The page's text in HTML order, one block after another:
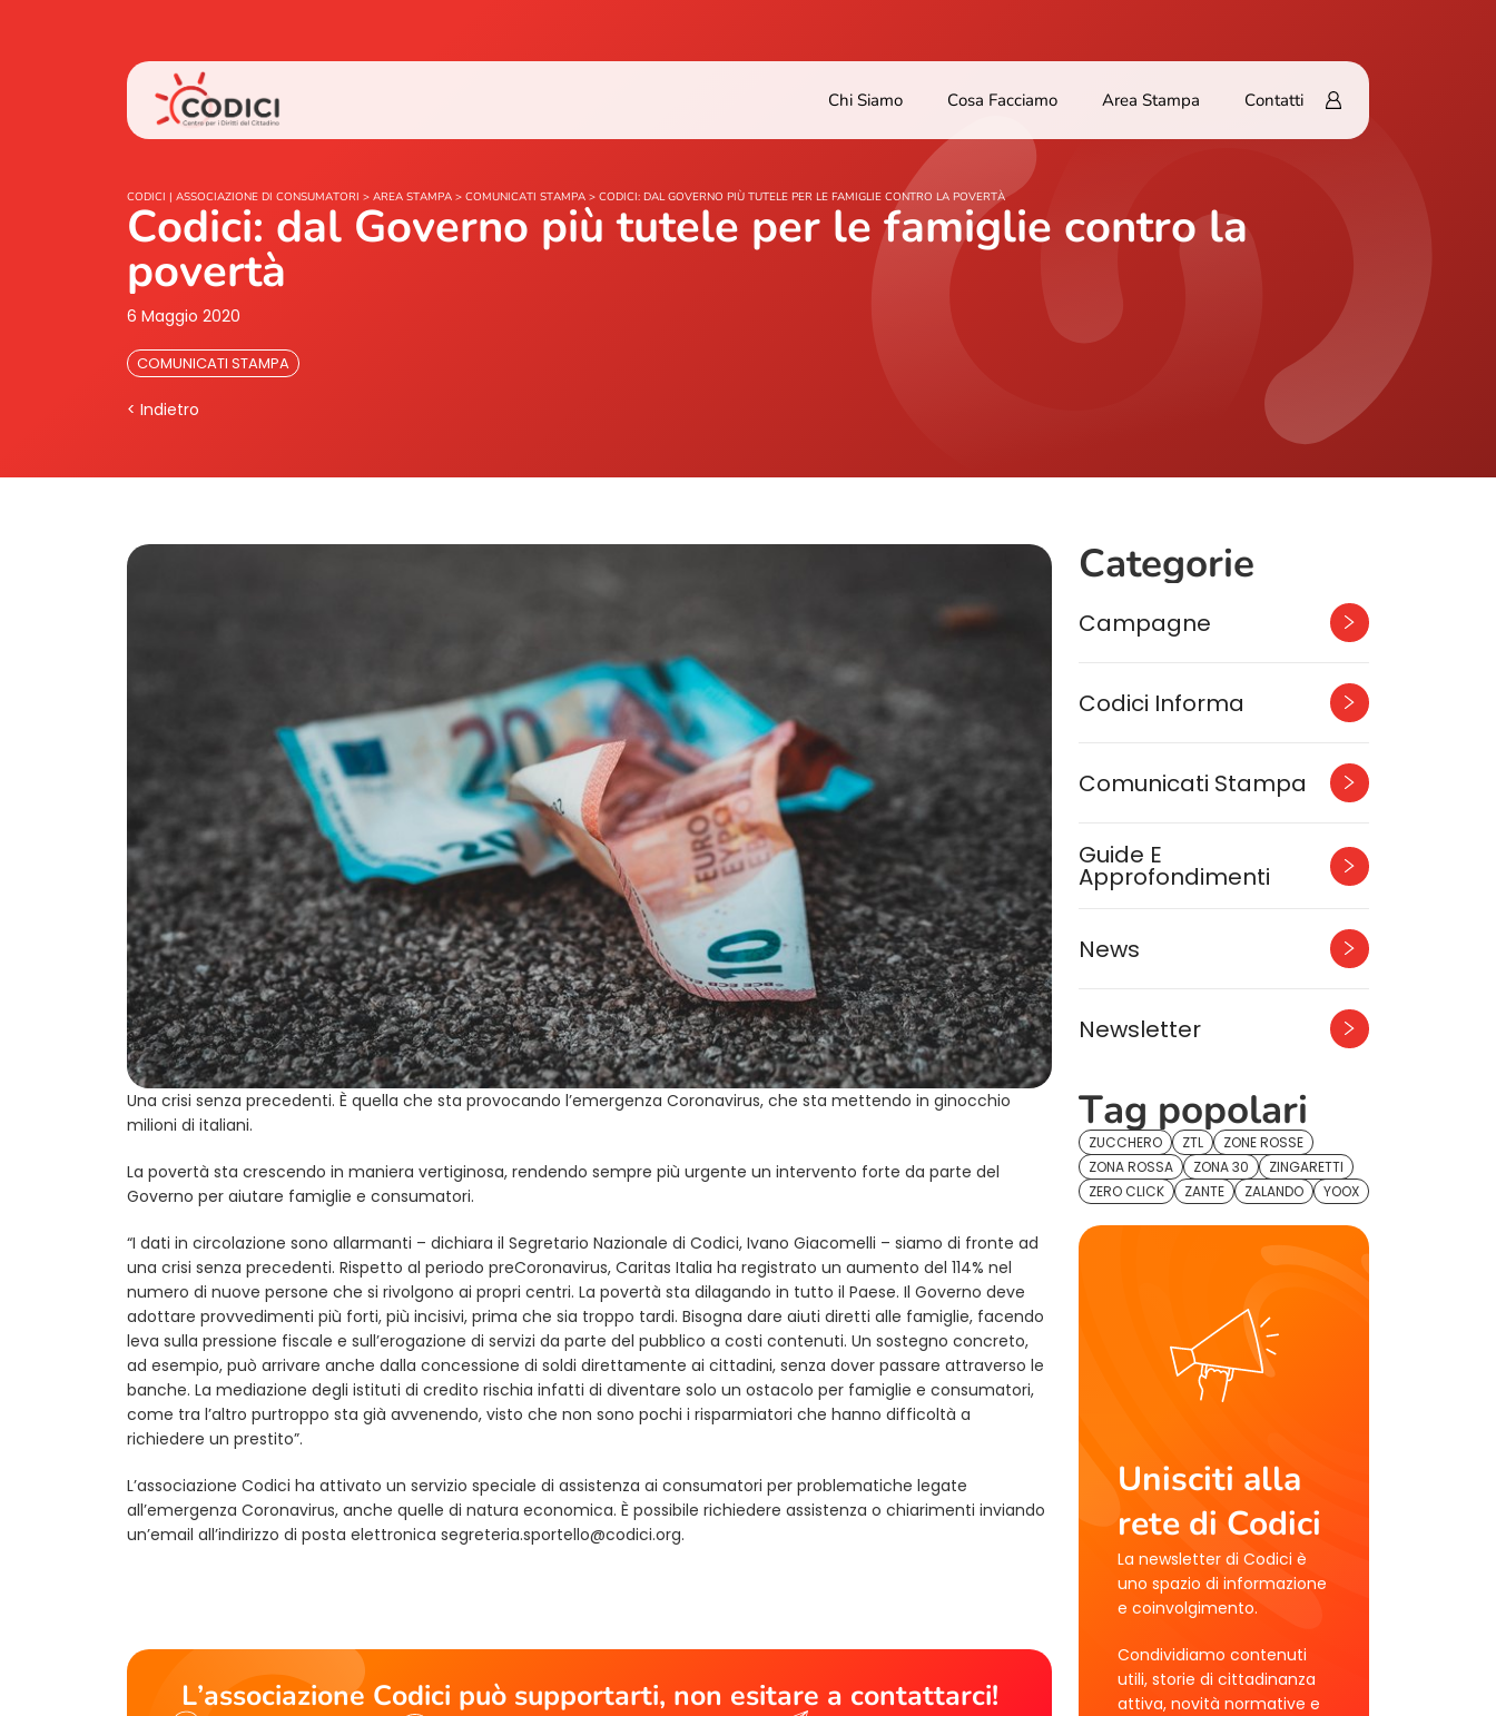
Chi Siamo Cosa Facciamo Area Stampa Contatti
CODICI | ASSOCIAZIONE DI CONSUMATORI > AREA STAMPA > COMUNICATI STAMPA > CODICI: DAL GOVERNO PIÙ TUTELE PER LE FAMIGLIE CONTRO LA POVERTÀ
Codici: dal Governo più tutele per le famiglie contro la
povertà
6 Maggio 2020
COMUNICATI STAMPA
< Indietro
Una crisi senza precedenti. È quella che sta provocando l’emergenza Coronavirus, che sta mettendo in ginocchio
milioni di italiani.
La povertà sta crescendo in maniera vertiginosa, rendendo sempre più urgente un intervento forte da parte del
Governo per aiutare famiglie e consumatori.
“I dati in circolazione sono allarmanti – dichiara il Segretario Nazionale di Codici, Ivano Giacomelli – siamo di fronte ad
una crisi senza precedenti. Rispetto al periodo preCoronavirus, Caritas Italia ha registrato un aumento del 114% nel
numero di nuove persone che si rivolgono ai propri centri. La povertà sta dilagando in tutto il Paese. Il Governo deve
adottare provvedimenti più forti, più incisivi, prima che sia troppo tardi. Bisogna dare aiuti diretti alle famiglie, facendo
leva sulla pressione fiscale e sull’erogazione di servizi da parte del pubblico a costi contenuti. Un sostegno concreto,
ad esempio, può arrivare anche dalla concessione di soldi direttamente ai cittadini, senza dover passare attraverso le
banche. La mediazione degli istituti di credito rischia infatti di diventare solo un ostacolo per famiglie e consumatori,
come tra l’altro purtroppo sta già avvenendo, visto che non sono pochi i risparmiatori che hanno difficoltà a
richiedere un prestito”.
L’associazione Codici ha attivato un servizio speciale di assistenza ai consumatori per problematiche legate
all’emergenza Coronavirus, anche quelle di natura economica. È possibile richiedere assistenza o chiarimenti inviando
un’email all’indirizzo di posta elettronica segreteria.sportello@codici.org.
L’associazione Codici può supportarti, non esitare a contattarci!
Categorie
Campagne
Codici Informa
Comunicati Stampa
Guide E
Approfondimenti
News
Newsletter
Tag popolari
ZUCCHERO ZTL
ZONE ROSSE
ZONA ROSSA
ZONA 30
ZINGARETTI
ZERO CLICK
ZANTE ZALANDO YOOX
Unisciti alla
rete di Codici
La newsletter di Codici è
uno spazio di informazione
e coinvolgimento.
Condividiamo contenuti
utili, storie di cittadinanza
attiva, novità normative e